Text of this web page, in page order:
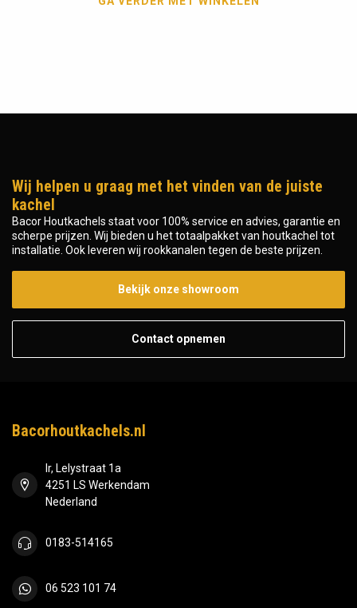
Wij helpen u graag met het vinden van de juiste
kachel
Bacor Houtkachels staat voor 100% service en advies, garantie en
scherpe prijzen. Wij bieden u het totaalpakket van houtkachel tot
installatie. Ook leveren wij rookkanalen tegen de beste prijzen.
Bekijk onze showroom
Contact opnemen
Bacorhoutkachels.nl
Ir, Lelystraat 1a
4251 LS Werkendam
Nederland
0183-514165
06 523 101 74